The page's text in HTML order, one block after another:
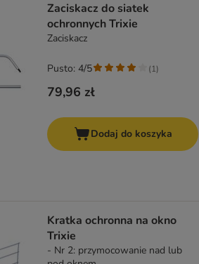
Zaciskacz do siatek
ochronnych Trixie
Zaciskacz
79,96 zł
Pusto: 4/5 (1)
Dodaj do koszyka
Kratka ochronna na okno
Trixie
- Nr 2: przymocowanie nad lub